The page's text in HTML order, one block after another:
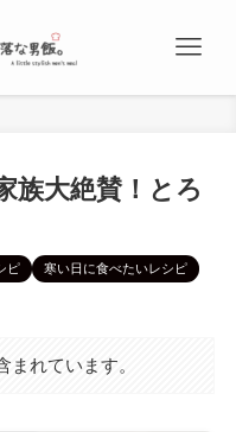
族大絶賛！とろ
ピ
寒い日に食べたいレシピ
れています。